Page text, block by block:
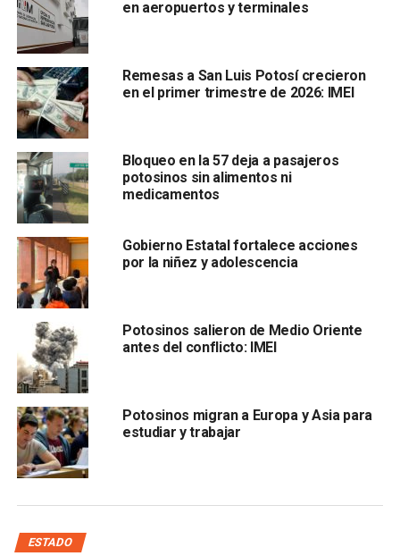
500 millones de dólares durante el primer trimestre
“Traemos un promedio igual que el 2025 en este primer
trimestre, aproximadamente 500 millones de dólares, y
vamos a estar monitoreando el comportamiento”, explicó.
los ingresos por remesas se mantuvieron sin variaciones
significativas respecto a 2024, lo que marca una tendencia
de estabilidad en uno de los principales ingresos para
En contraste, el tema migratorio presenta un
comportamiento distinto. El titular del IMEI señaló que
deportaciones o repatriaciones han alcanzado cerca
de 600 casos en lo que va del año
, una cifra que, dijo, se encuentra por debajo de lo que se
esperaba tras el endurecimiento de las políticas
migratorias impulsadas por el gobierno de
en aeropuertos y terminales
Remesas a San Luis Potosí crecieron
en el primer trimestre de 2026: IMEI
Bloqueo en la 57 deja a pasajeros
potosinos sin alimentos ni
medicamentos
Gobierno Estatal fortalece acciones
por la niñez y adolescencia
Potosinos salieron de Medio Oriente
antes del conflicto: IMEI
Potosinos migran a Europa y Asia para
estudiar y trabajar
ESTADO